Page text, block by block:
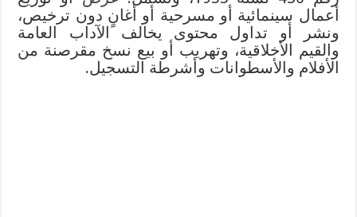
أعمال سينمائية أو مسرحية أو أغانٍ دون ترخيص،
ونشر أو تداول محتوى يخالف الآداب العامة
والقيم الأخلاقية، وتهريب أو بيع نسخ مقرصنة من
الأفلام والأسطوانات وأشرطة التسجيل.